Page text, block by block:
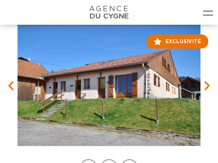
AGENCE
DU CYGNE
EXCLUSIVITÉ